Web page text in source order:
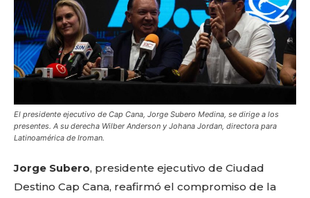
El presidente ejecutivo de Cap Cana, Jorge Subero Medina, se dirige a los
presentes. A su derecha Wilber Anderson y Johana Jordan, directora para
Latinoamérica de Iroman.
Jorge Subero, presidente ejecutivo de Ciudad
Destino Cap Cana, reafirmó el compromiso de la